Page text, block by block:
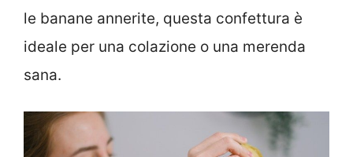
le banane annerite, questa confettura è
ideale per una colazione o una merenda
sana.